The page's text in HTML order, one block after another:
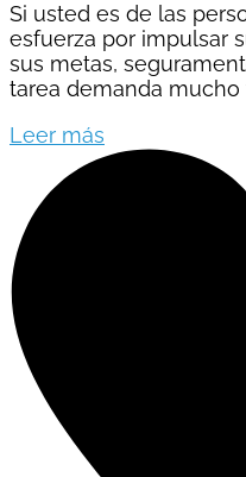
Si usted es de las
esfuerza por impulsar
sus metas,
tarea demanda
Leer más